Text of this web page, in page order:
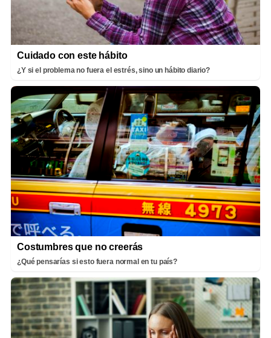
Cuidado con este hábito
¿Y si el problema no fuera el estrés, sino un hábito diario?
Costumbres que no creerás
¿Qué pensarías si esto fuera normal en tu país?